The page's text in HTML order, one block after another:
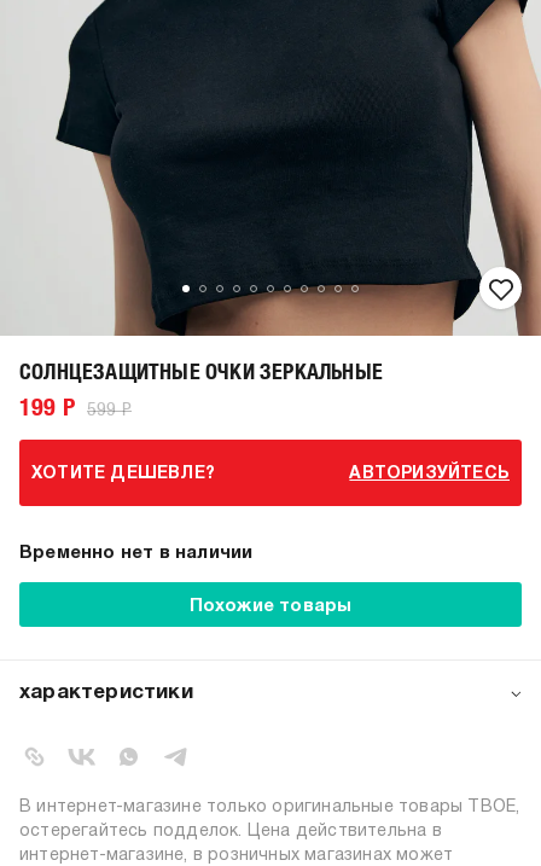
СОЛНЦЕЗАЩИТНЫЕ ОЧКИ ЗЕРКАЛЬНЫЕ
199 Р 599 Р
ХОТИТЕ ДЕШЕВЛЕ? АВТОРИЗУЙТЕСЬ
Временно нет в наличии
Похожие товары
характеристики
коллекция:
цвет:
разноцветный
состав:
линза: 100% поликарбонат;
оправа: 100% поликарбонат
В интернет-магазине только оригинальные товары ТВОЕ,
остерегайтесь подделок. Цена действительна в
интернет-магазине, в розничных магазинах может